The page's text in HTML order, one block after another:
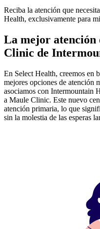
Reciba la atención que
Health, exclusivamente para
La mejor atención
Clinic de
En Select Health, creemos en
mejores opciones de atención
asociamos con Intermountain
a Maule Clinic. Este nuevo
atención primaria, lo que
sin la molestia de las esperas